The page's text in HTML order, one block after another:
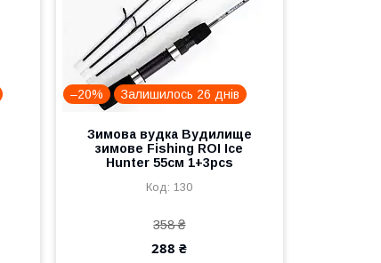
–20% Залишилось 26 днів
Зимова вудка Вудилище
зимове Fishing ROI Ice
Hunter 55см 1+3pcs
130
358 ₴
288 ₴